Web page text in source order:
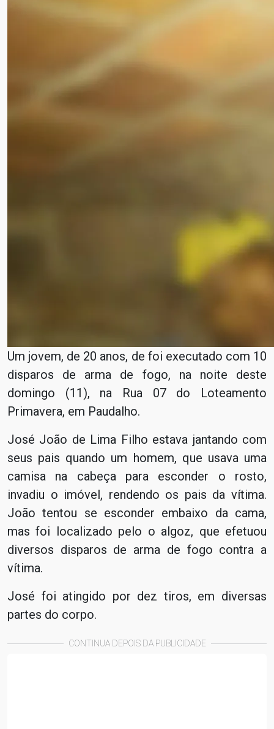
Um jovem, de 20 anos, de foi executado com 10
disparos de arma de fogo, na noite deste
domingo (11), na Rua 07 do Loteamento
Primavera, em Paudalho.
José João de Lima Filho estava jantando com
seus pais quando um homem, que usava uma
camisa na cabeça para esconder o rosto,
invadiu o imóvel, rendendo os pais da vítima.
João tentou se esconder embaixo da cama,
mas foi localizado pelo o algoz, que efetuou
diversos disparos de arma de fogo contra a
vítima.
José foi atingido por dez tiros, em diversas
partes do corpo.
CONTINUA DEPOIS DA PUBLICIDADE